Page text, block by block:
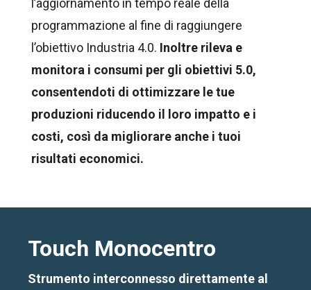
programmazione al fine di raggiungere
l’obiettivo Industria 4.0. Inoltre rileva e
monitora i consumi per gli obiettivi 5.0,
consentendoti di ottimizzare le tue
produzioni riducendo il loro impatto e i
costi, così da migliorare anche i tuoi
risultati economici.
Touch Monocentro
Strumento interconnesso direttamente al